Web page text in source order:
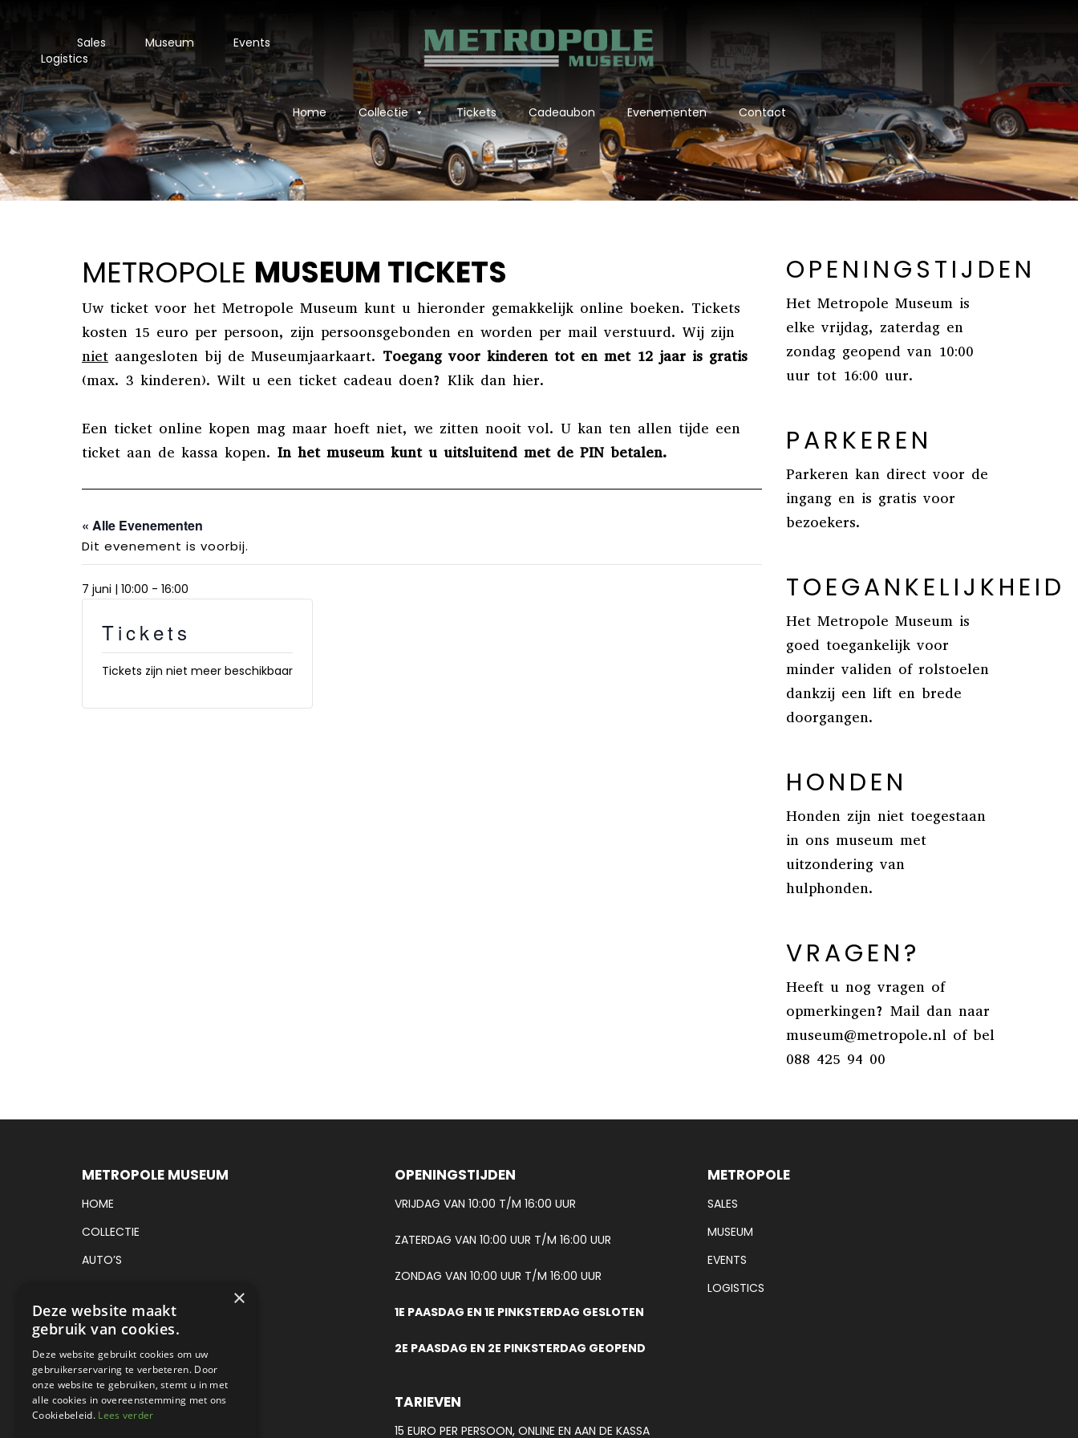
Sales Museum
Events
Logistics
Home Collectie Tickets Cadeaubon Evenementen Contact
METROPOLE MUSEUM TICKETS
Uw ticket voor het Metropole Museum kunt u hieronder gemakkelijk online boeken. Tickets
kosten 15 euro per persoon, zijn persoonsgebonden en worden per mail verstuurd. Wij zijn
niet aangesloten bij de Museumjaarkaart. Toegang voor kinderen tot en met 12 jaar is gratis
(max. 3 kinderen). Wilt u een ticket cadeau doen? Klik dan hier.
Een ticket online kopen mag maar hoeft niet, we zitten nooit vol. U kan ten allen tijde een
ticket aan de kassa kopen. In het museum kunt u uitsluitend met de PIN betalen.
« Alle Evenementen
Dit evenement is voorbij.
7 juni | 10:00 - 16:00
Tickets
Tickets zijn niet meer beschikbaar
OPENINGSTIJDEN
Het Metropole Museum is
elke vrijdag, zaterdag en
zondag geopend van 10:00
uur tot 16:00 uur.
PARKEREN
Parkeren kan direct voor de
ingang en is gratis voor
bezoekers.
TOEGANKELIJKHEID
Het Metropole Museum is
goed toegankelijk voor
minder validen of rolstoelen
dankzij een lift en brede
doorgangen.
HONDEN
Honden zijn niet toegestaan
in ons museum met
uitzondering van
hulphonden.
VRAGEN?
Heeft u nog vragen of
opmerkingen? Mail dan naar
museum@metropole.nl of bel
088 425 94 00
METROPOLE MUSEUM
HOME
COLLECTIE
AUTO’S
TICKETS
EVENEMENTEN
CONTACT
OPENINGSTIJDEN
VRIJDAG VAN 10:00 T/M 16:00 UUR
ZATERDAG VAN 10:00 UUR T/M 16:00 UUR
ZONDAG VAN 10:00 UUR T/M 16:00 UUR
1E PAASDAG EN 1E PINKSTERDAG GESLOTEN
2E PAASDAG EN 2E PINKSTERDAG GEOPEND
TARIEVEN
15 EURO PER PERSOON, ONLINE EN AAN DE KASSA
METROPOLE
SALES
MUSEUM
EVENTS
LOGISTICS
×
Deze website maakt
gebruik van cookies.
Deze website gebruikt cookies om uw
gebruikerservaring te verbeteren. Door
onze website te gebruiken, stemt u in met
alle cookies in overeenstemming met ons
Cookiebeleid. Lees verder